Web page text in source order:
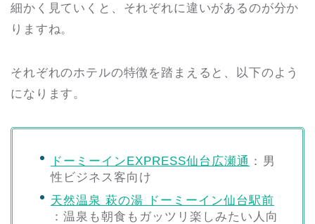
細かく見ていくと、それぞれに違いがあるのが分か
りますね。
それぞれのホテルの特徴を踏まえると、以下のよう
になります。
ドーミーインEXPRESS仙台広瀬通 ： 男
性ビジネス客向け
天然温泉 萩の湯 ドーミーイン仙台駅前
：温泉も朝食もガッツリ楽しみたい人向